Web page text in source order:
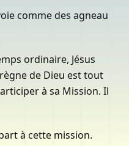
comme des agneau
ordinaire, Jésus
de Dieu est tout
à sa Mission. Il
à cette mission.